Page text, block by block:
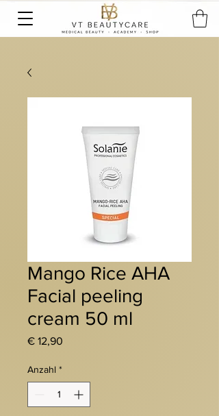
Mango Rice AHA
Facial peeling
cream 50 ml
€ 12,90
Anzahl *